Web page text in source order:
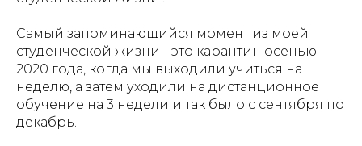
Самый запоминающийся момент из моей
студенческой жизни - это карантин осенью
2020 года, когда мы выходили учиться на
неделю, а затем уходили на дистанционное
обучение на 3 недели и так было с сентября по
декабрь.